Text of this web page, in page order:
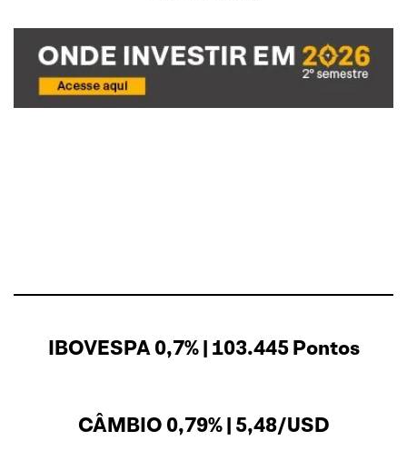
IBOVESPA 0,7% | 103.445 Pontos
CÂMBIO 0,79% | 5,48/USD